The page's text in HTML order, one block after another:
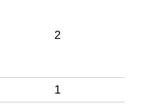
2
1